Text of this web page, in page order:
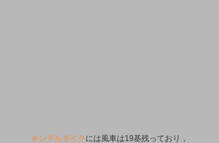
キンデルダイク には風車は19基残っており，